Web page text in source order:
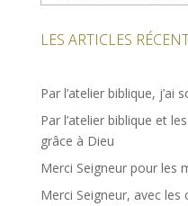
LES ARTICLES
Par l’atelier biblique, j’ai
Par l’atelier biblique et
grâce à Dieu
Merci Seigneur pour les
Merci Seigneur, avec les